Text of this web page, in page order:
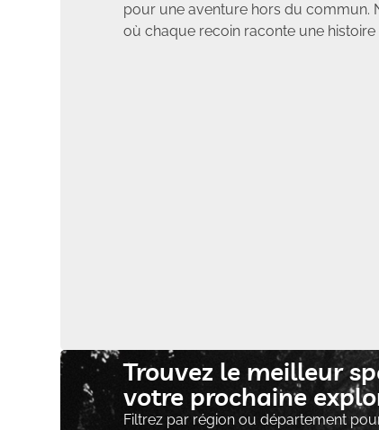
pour une aventure hors du commun.
où chaque recoin raconte une
Trouvez le meilleur
votre prochaine
Filtrez par région ou département